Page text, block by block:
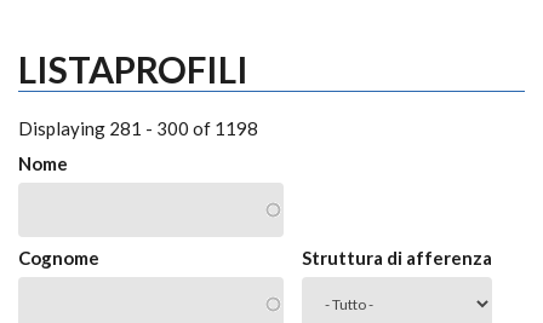
LISTAPROFILI
Displaying 281 - 300 of 1198
Nome
Cognome Struttura di afferenza